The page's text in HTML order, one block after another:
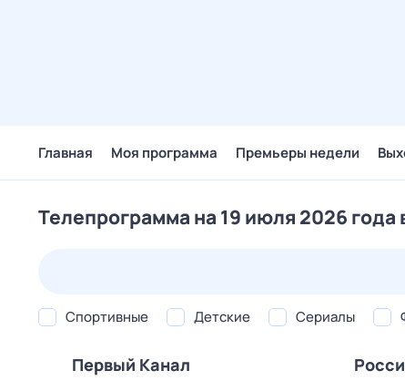
Главная Моя программа Премьеры недели
Телепрограмма на 19 июля 2026 года
Спортивные Детские Сериалы
Первый Канал